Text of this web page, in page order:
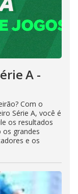
A -
Com o
Série A, você é
os resultados
os grandes
e os